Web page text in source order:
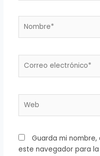
electrónico*
Guarda mi
este navegador para